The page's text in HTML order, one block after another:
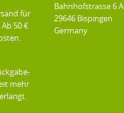
für
Ab 50 €
mehr
Bahnhofstrasse 6 A
29646 Bispingen
Germany